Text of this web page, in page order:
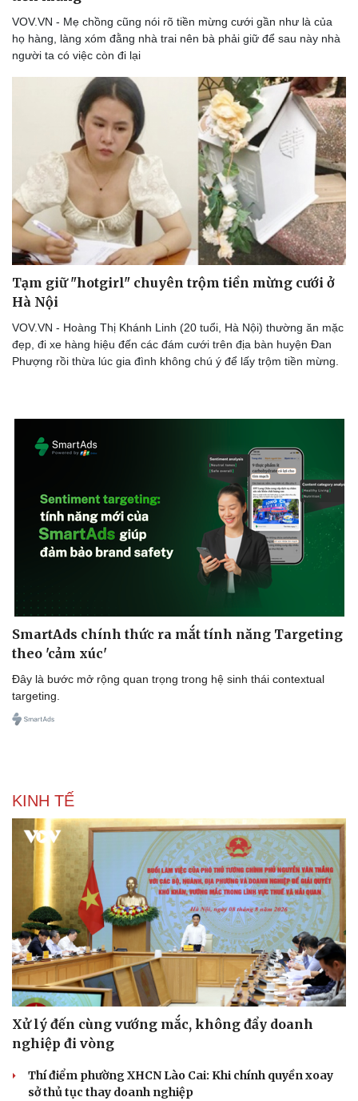
Sức khỏe
Dinh dưỡng - món ngon
Cây thuốc
Sản phụ khoa
Nhi khoa
Làm đẹp - giảm cân
Đời sống
Nhà đẹp
Tình yêu - Gia đình
VOV.VN - Mẹ chồng cũng nói rõ tiền mừng cưới gần như là của
họ hàng, làng xóm đằng nhà trai nên bà phải giữ để sau này nhà
người ta có việc còn đi lại
Tạm giữ "hotgirl" chuyên trộm tiền mừng cưới ở
Hà Nội
VOV.VN - Hoàng Thị Khánh Linh (20 tuổi, Hà Nội) thường ăn mặc
đẹp, đi xe hàng hiệu đến các đám cưới trên địa bàn huyện Đan
Phượng rồi thừa lúc gia đình không chú ý để lấy trộm tiền mừng.
SmartAds chính thức ra mắt tính năng Targeting
theo 'cảm xúc'
Đây là bước mở rộng quan trọng trong hệ sinh thái contextual
targeting.
KINH TẾ
Xử lý đến cùng vướng mắc, không đẩy doanh
nghiệp đi vòng
Thí điểm phường XHCN Lào Cai: Khi chính quyền xoay
sở thủ tục thay doanh nghiệp